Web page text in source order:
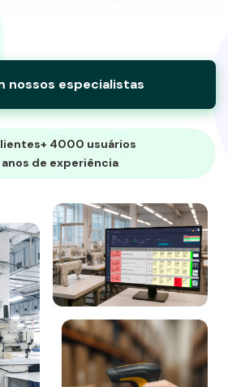
nossos especialistas
+ 4000 usuários
anos de experiência